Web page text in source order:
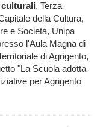
culturali, Terza
della Cultura,
e Società, Unipa
l'Aula Magna di
di Agrigento,
"La Scuola adotta
per Agrigento